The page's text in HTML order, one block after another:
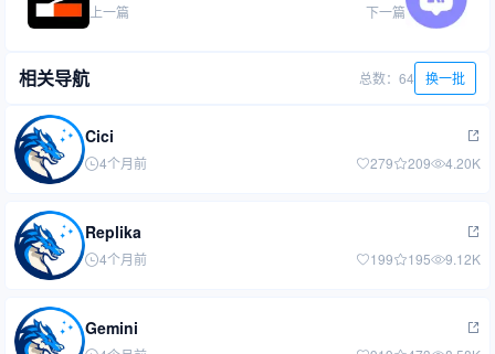
上一篇 下一篇
相关导航 总数：64 换一批
Cici
4个月前 279 209 4.20K
Replika
4个月前 199 195 9.12K
Gemini